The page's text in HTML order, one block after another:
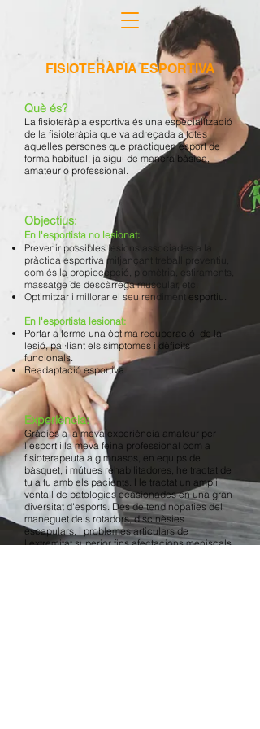
FISIOTERÀPIA ESPORTIVA
Què és?
La fisioteràpia esportiva és una especialització
de la fisioteràpia que va adreçada a totes
aquelles persones que practiquen esport de
forma habitual, ja sigui de manera bàsica,
amateur o professional.
Objectius:
En l'esportista no lesionat:
Prevenir possibles lesions associades a la
pràctica esportiva mitjançant treball preventiu,
com és la propiocepció, piomètria, estiraments,
massatge de descàrrega muscular, etc.
Optimitzar i millorar el seu rendiment esportiu.
En l'esportista lesionat:
Portar a terme una òptima recuperació de la
lesió, pal·liant els símptomes i dèficits
funcionals.
Readaptació esportiva.
Experiència:
Gràcies a la meva experiència amateur per
l'esport i la meva feina professional com a
fisioterapeuta a gimnasos, en equips de
bàsquet, i mútues rehabilitadores, he tractat de
tu a tu amb els pacients. He tractat un ampli
ventall de patologies ocasionades en una gran
diversitat d'esports. Des de tendinopaties del
maneguet dels rotadors, discinèsies
escapulars, i problemes articulars de
l'extremitat superior fins afectacions meniscals,